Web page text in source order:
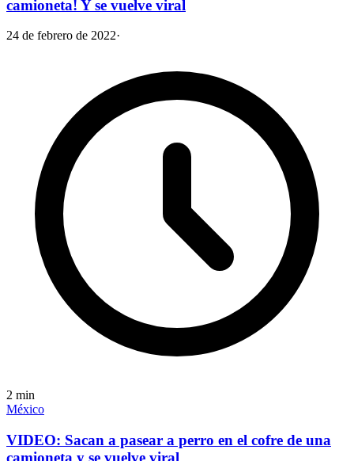
camioneta! Y se vuelve viral
24 de febrero de 2022·
2 min
México
VIDEO: Sacan a pasear a perro en el cofre de una
camioneta y se vuelve viral